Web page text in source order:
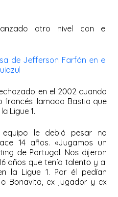
otro nivel con el
de Jefferson Farfán en el
en el 2002 cuando
francés llamado Bastia que
Ligue 1.
equipo le debió pesar no
14 años. «Jugamos un
de Portugal. Nos dijeron
años que tenía talento y al
la Ligue 1. Por él pedían
Bonavita, ex jugador y ex